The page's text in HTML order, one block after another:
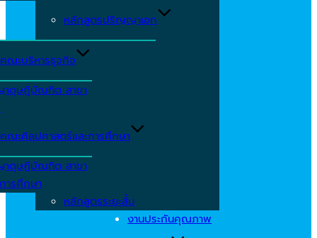
หลักสูตรปริญญาเอก
คณะบริหารธุจกิจ
ดุษฎีบัณฑิต สาขา
คณะศิลปศาสตร์และการศึกษา
ดุษฎีบัณฑิต สาขา
ารศึกษา
หลักสูตรระยะสั้น
งานประกันคุณภาพ